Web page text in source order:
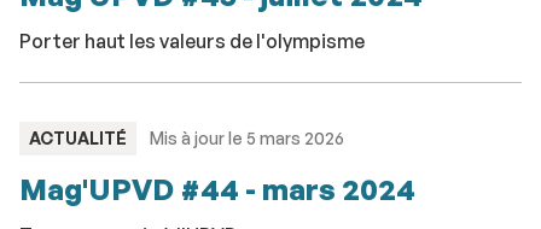
Porter haut les valeurs de l'olympisme
TYPE
ACTUALITÉ Mis à jour le 5 mars 2026
Mag'UPVD #44 - mars 2024